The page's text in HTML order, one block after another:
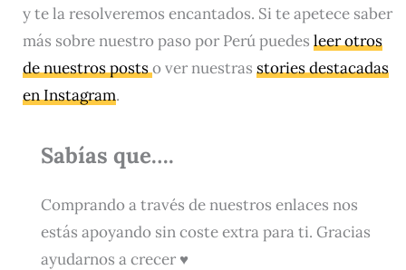
y te la resolveremos encantados. Si te apetece saber
más sobre nuestro paso por Perú puedes leer otros
de nuestros postso ver nuestras stories destacadas
en Instagram.
Sabías que….
Comprando a través de nuestros enlaces nos
estás apoyando sin coste extra para ti. Gracias
ayudarnos a crecer ♥